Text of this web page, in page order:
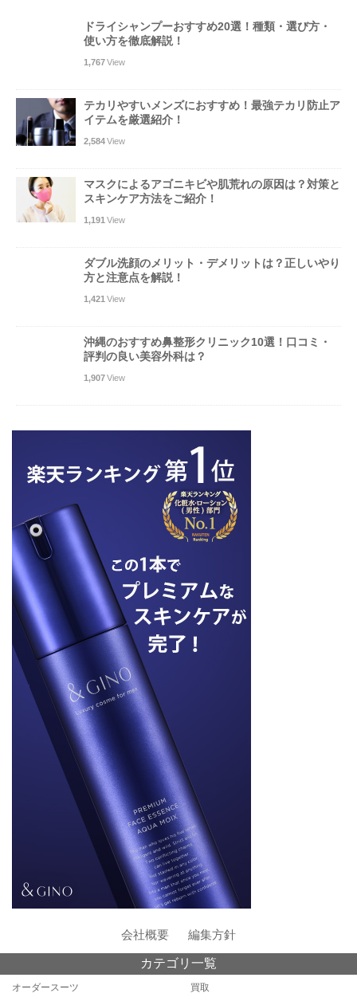
ドライシャンプーおすすめ20選！種類・選び方・
使い方を徹底解説！
1,767View
テカリやすいメンズにおすすめ！最強テカリ防止ア
イテムを厳選紹介！
2,584View
マスクによるアゴニキビや肌荒れの原因は？対策と
スキンケア方法をご紹介！
1,191View
ダブル洗顔のメリット・デメリットは？正しいやり
方と注意点を解説！
1,421View
沖縄のおすすめ鼻整形クリニック10選！口コミ・
評判の良い美容外科は？
1,907View
会社概要 編集方針
カテゴリ一覧
オーダースーツ 買取